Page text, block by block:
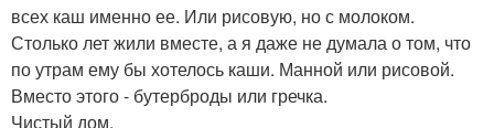
всех каш именно ее. Или рисовую, но с молоком.
Столько лет жили вместе, а я даже не думала о том, что
по утрам ему бы хотелось каши. Манной или рисовой.
Вместо этого - бутерброды или гречка.
Чистый дом.